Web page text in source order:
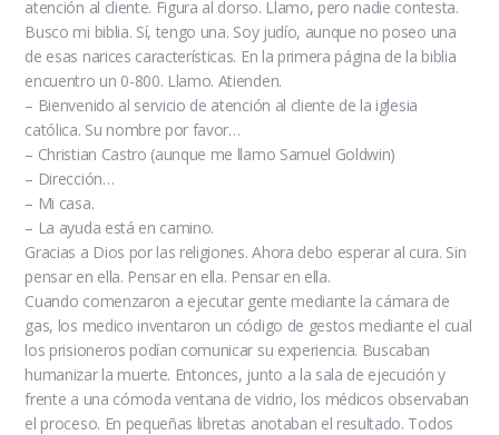
atención al cliente. Figura al dorso. Llamo, pero nadie contesta.
Busco mi biblia. Sí, tengo una. Soy judío, aunque no poseo una
de esas narices características. En la primera página de la biblia
encuentro un 0-800. Llamo. Atienden.
– Bienvenido al servicio de atención al cliente de la iglesia
católica. Su nombre por favor…
– Christian Castro (aunque me llamo Samuel Goldwin)
– Dirección…
– Mi casa.
– La ayuda está en camino.
Gracias a Dios por las religiones. Ahora debo esperar al cura. Sin
pensar en ella. Pensar en ella. Pensar en ella.
Cuando comenzaron a ejecutar gente mediante la cámara de
gas, los medico inventaron un código de gestos mediante el cual
los prisioneros podían comunicar su experiencia. Buscaban
humanizar la muerte. Entonces, junto a la sala de ejecución y
frente a una cómoda ventana de vidrio, los médicos observaban
el proceso. En pequeñas libretas anotaban el resultado. Todos